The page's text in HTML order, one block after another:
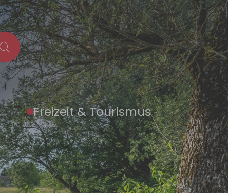
Freizeit & Tourismus